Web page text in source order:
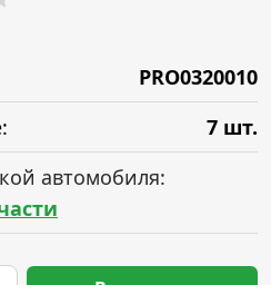
PRO0320010
7 шт.
автомобиля: